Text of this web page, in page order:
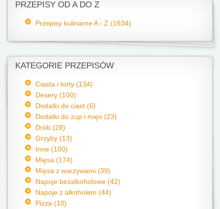
PRZEPISY OD A DO Z
Przepisy kulinarne A - Z (1634)
KATEGORIE PRZEPISÓW
Ciasta i torty (134)
Desery (100)
Dodatki do ciast (6)
Dodatki do zup i mięs (23)
Drób (28)
Grzyby (13)
Inne (100)
Mięsa (174)
Mięsa z warzywami (39)
Napoje bezalkoholowe (42)
Napoje z alkoholem (44)
Pizza (10)